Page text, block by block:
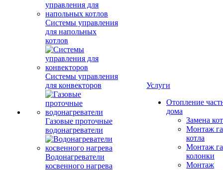
Системы управления
для напольных
котлов
Системы управления
для конвекторов
Газовые проточные
водонагреватели
Водонагреватели
косвенного нагрева
Услуги
Отопление
дома
Замена
Монтаж
котла
Монтаж
колонки
Монтаж